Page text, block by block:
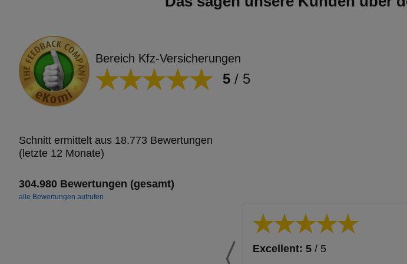
Bereich Kfz-Versicherungen
5 / 5
Schnitt ermittelt aus 18.773 Bewertungen
(letzte 12 Monate)
304.980 Bewertungen (gesamt)
alle Bewertungen aufrufen
Excellent: 5 / 5